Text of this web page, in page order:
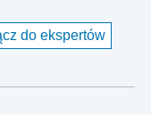
do ekspertów